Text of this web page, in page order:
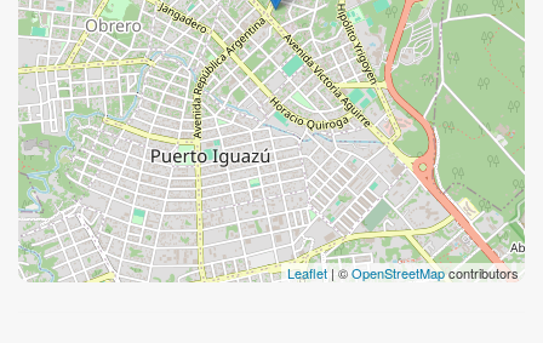
Leaflet| ©OpenStreetMapcontributors